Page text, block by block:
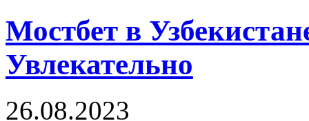
Мостбет в
Увлекательно
26.08.2023